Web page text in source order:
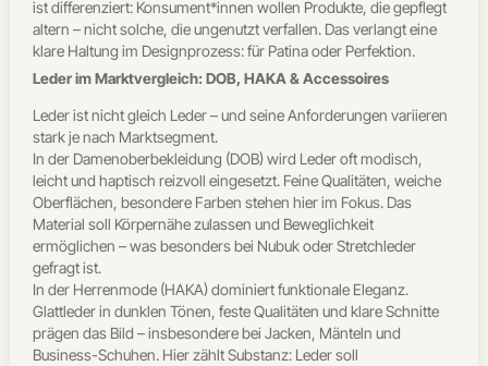
ist differenziert: Konsument*innen wollen Produkte, die gepflegt
altern – nicht solche, die ungenutzt verfallen. Das verlangt eine
klare Haltung im Designprozess: für Patina oder Perfektion.
Leder im Marktvergleich: DOB, HAKA & Accessoires
Leder ist nicht gleich Leder – und seine Anforderungen variieren
stark je nach Marktsegment.
In der Damenoberbekleidung (DOB) wird Leder oft modisch,
leicht und haptisch reizvoll eingesetzt. Feine Qualitäten, weiche
Oberflächen, besondere Farben stehen hier im Fokus. Das
Material soll Körpernähe zulassen und Beweglichkeit
ermöglichen – was besonders bei Nubuk oder Stretchleder
gefragt ist.
In der Herrenmode (HAKA) dominiert funktionale Eleganz.
Glattleder in dunklen Tönen, feste Qualitäten und klare Schnitte
prägen das Bild – insbesondere bei Jacken, Mänteln und
Business-Schuhen. Hier zählt Substanz: Leder soll